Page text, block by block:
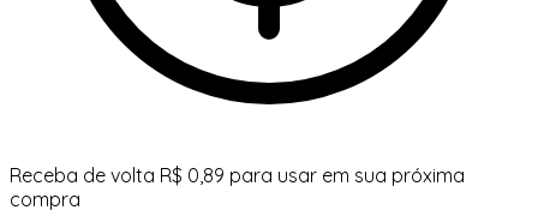
Receba de volta R$ 0,89 para usar em sua próxima
compra